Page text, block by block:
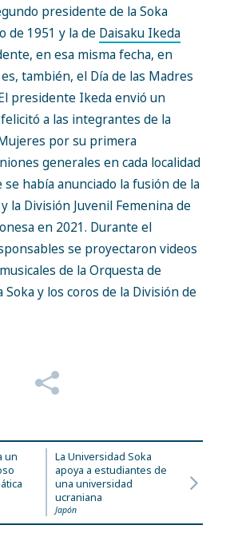
presidente de la Soka
de 1951 y la de Daisaku Ikeda
en esa misma fecha, en
también, el Día de las Madres
presidente Ikeda envió un
a las integrantes de la
por su primera
generales en cada localidad
se había anunciado la fusión de la
la División Juvenil Femenina de
en 2021. Durante el
se proyectaron videos
de la Orquesta de
Soka y los coros de la División de
un
La Universidad Soka
apoya a estudiantes de
una universidad
ucraniana
Japón